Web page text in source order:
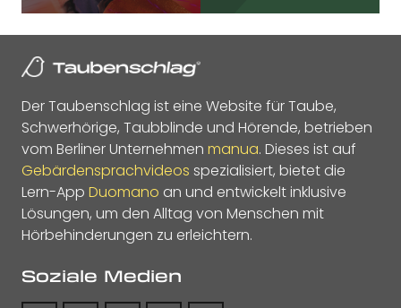
Der Taubenschlag ist eine Website für Taube,
Schwerhörige, Taubblinde und Hörende, betrieben
vom Berliner Unternehmen manua. Dieses ist auf
Gebärdensprachvideos spezialisiert, bietet die
Lern-App Duomano an und entwickelt inklusive
Lösungen, um den Alltag von Menschen mit
Hörbehinderungen zu erleichtern.
Soziale Medien